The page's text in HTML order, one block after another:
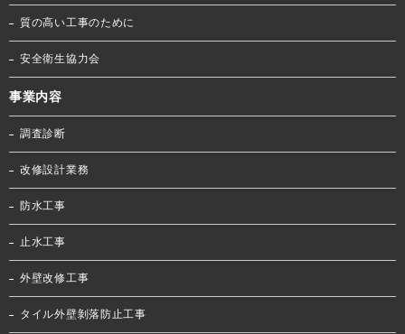
質の高い工事のために
安全衛生協力会
事業内容
調査診断
改修設計業務
防水工事
止水工事
外壁改修工事
タイル外壁剝落防止工事